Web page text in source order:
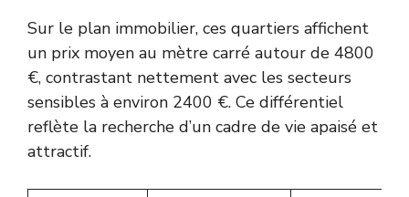
Sur le plan immobilier, ces quartiers affichent
un prix moyen au mètre carré autour de 4800
€, contrastant nettement avec les secteurs
sensibles à environ 2400 €. Ce différentiel
reflète la recherche d’un cadre de vie apaisé et
attractif.